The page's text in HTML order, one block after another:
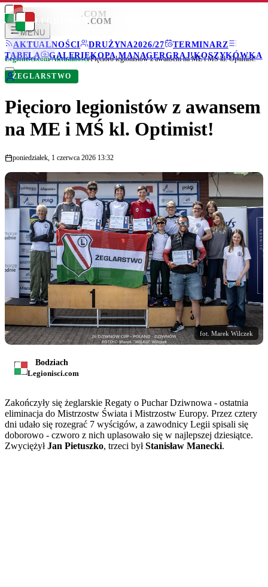
LEGIONISCI .COM
MENU
AKTUALNOŚCI
DRUŻYNA2026/27
TERMINARZ
TABELA
GALERIEKOPA MANAGERGRAJ!KOSZYKÓWKA
LEGIONISCI .COM
Legionisci.com/Aktualności/Pięcioro legionistów z awansem na ME i MŚ kl. Optimist!
ŻEGLARSTWO
Pięcioro legionistów z awansem
na ME i MŚ kl. Optimist!
poniedziałek, 1 czerwca 2026 13:32
fot. Marek Wilczek
Bodziach
Legionisci.com
Zakończyły się żeglarskie Regaty o Puchar Dziwnowa - ostatnia
eliminacja do Mistrzostw Świata i Mistrzostw Europy. Przez cztery
dni udało się rozegrać 7 wyścigów, a zawodnicy Legii spisali się
doborowo - czworo z nich uplasowało się w najlepszej dziesiątce.
ZwyciężyłJan Pietuszko, trzeci byłStanisław Manecki.